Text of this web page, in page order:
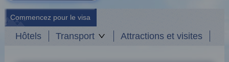
Commencez pour le visa
Hôtels Transport Attractions et visites